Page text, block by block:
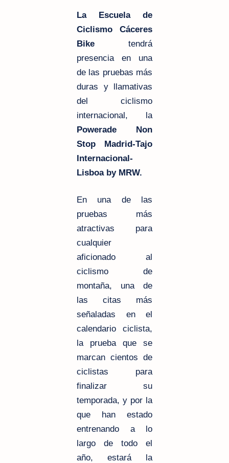
La Escuela de
Ciclismo Cáceres
Bike tendrá
presencia en una
de las pruebas más
duras y llamativas
del ciclismo
internacional, la
Powerade Non
Stop Madrid-Tajo
Internacional-
Lisboa by MRW.
En una de las
pruebas más
atractivas para
cualquier
aficionado al
ciclismo de
montaña, una de
las citas más
señaladas en el
calendario ciclista,
la prueba que se
marcan cientos de
ciclistas para
finalizar su
temporada, y por la
que han estado
entrenando a lo
largo de todo el
año, estará la